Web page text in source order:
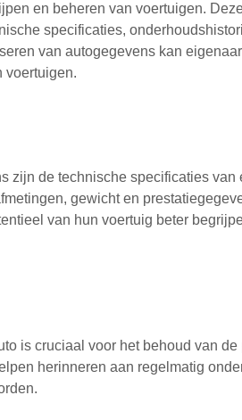
en beheren van voertuigen.
specificaties,
van autogegevens kan
voertuigen.
zijn de technische specificaties van
gewicht en
van hun voertuig beter
is cruciaal voor het behoud van de
herinneren aan regelmatig